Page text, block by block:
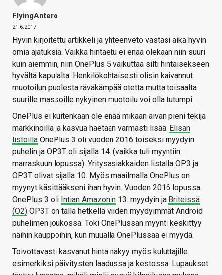
FlyingAntero
21.6.2017
Hyvin kirjoitettu artikkeli ja yhteenveto vastasi aika hyvin
omia ajatuksia. Vaikka hintaetu ei enää olekaan niin suuri
kuin aiemmin, niin OnePlus 5 vaikuttaa silti hintaisekseen
hyvältä kapulalta. Henkilökohtaisesti olisin kaivannut
muotoilun puolesta räväkämpää otetta mutta toisaalta
suurille massoille nykyinen muotoilu voi olla tutumpi.
OnePlus ei kuitenkaan ole enää mikään aivan pieni tekijä
markkinoilla ja kasvua haetaan varmasti lisää. Elisan
listoilla OnePlus 3 oli vuoden 2016 toiseksi myydyin
puhelin ja OP3T oli sijalla 14. (vaikka tuli myyntiin
marraskuun lopussa). Yritysasiakkaiden listalla OP3 ja
OP3T olivat sijalla 10. Myös maailmalla OnePlus on
myynyt käsittääkseni ihan hyvin. Vuoden 2016 lopussa
OnePlus 3 oli Intian Amazonin 13. myydyin ja Briteissä
(O2) OP3T on tällä hetkellä viiden myydyimmät Android
puhelimen joukossa. Toki OnePlussan myynti keskittyy
näihin kauppoihin, kun muualla OnePlussaa ei myydä.
Toivottavasti kasvanut hinta näkyy myös kuluttajille
esimerkiksi päivitysten laadussa ja kestossa. Lupaukset